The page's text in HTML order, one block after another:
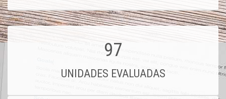
97
UNIDADES EVALUADAS